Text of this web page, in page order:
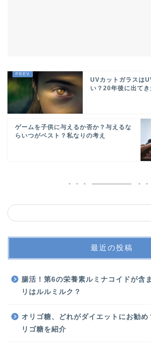
UVカットガラスは
い？20年後に出て
ゲームを子供に与えるか否か？与えるな
らいつがベスト？私なりの考え
最近の投稿
腸活！第6の栄養素ルミナコイドが含
リはルルミルク？
オリゴ糖、どれがダイエットにお勧め
リゴ糖を紹介